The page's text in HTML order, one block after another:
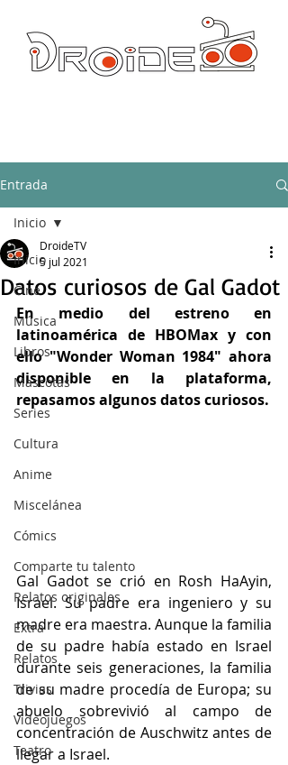
Entrada
Inicio
Cine
Música
Libros
Mascotas
Series
Cultura
Anime
Miscelánea
Cómics
Comparte tu talento
Relatos originales
Extra
Relatos
Trivias
Videojuegos
Teatro
Inicio
Datos curiosos de Gal Gadot
DroideTV
5 jul 2021
En medio del estreno en
latinoamérica de HBOMax y con
ello "Wonder Woman 1984" ahora
disponible en la plataforma,
repasamos algunos datos curiosos.
Gal Gadot se crió en Rosh HaAyin,
Israel. Su padre era ingeniero y su
madre era maestra. Aunque la familia
de su padre había estado en Israel
durante seis generaciones, la familia
de su madre procedía de Europa; su
abuelo sobrevivió al campo de
concentración de Auschwitz antes de
llegar a Israel.